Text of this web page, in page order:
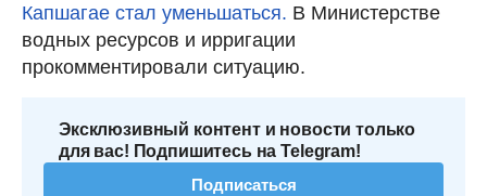
Капшагае стал уменьшаться. В Министерстве
водных ресурсов и ирригации
прокомментировали ситуацию.
Эксклюзивный контент и новости только
для вас! Подпишитесь на Telegram!
Подписаться